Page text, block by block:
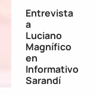
Entrevista
a
Luciano
Magnífico
en
Informativo
Sarandí